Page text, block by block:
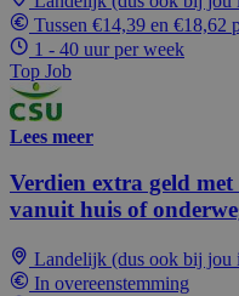
Tussen €14,39 en €18,62
1 - 40 uur per week
Top Job
Lees meer
Verdien extra geld
vanuit huis of
Landelijk (dus ook bij jou
In overeenstemming